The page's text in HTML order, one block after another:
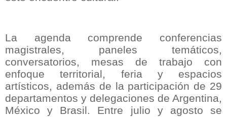
La agenda comprende conferencias
magistrales, paneles temáticos,
conversatorios, mesas de trabajo con
enfoque territorial, feria y espacios
artísticos, además de la participación de 29
departamentos y delegaciones de Argentina,
México y Brasil. Entre julio y agosto se